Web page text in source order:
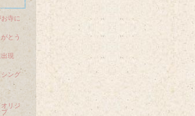
寺に
とう
現
ング
リジ
プ